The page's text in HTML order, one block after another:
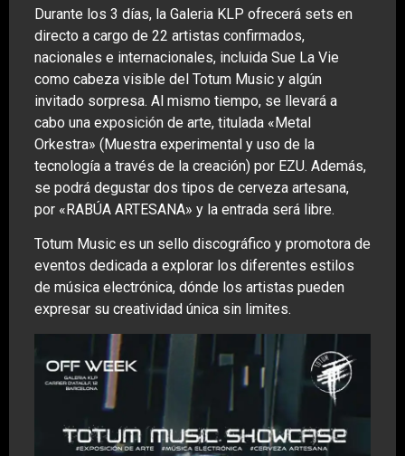
Durante los 3 días, la Galeria KLP ofrecerá sets en
directo a cargo de 22 artistas confirmados,
nacionales e internacionales, incluida Sue La Vie
como cabeza visible del Totum Music y algún
invitado sorpresa. Al mismo tiempo, se llevará a
cabo una exposición de arte, titulada «Metal
Orkestra» (Muestra experimental y uso de la
tecnología a través de la creación) por EZU. Además,
se podrá degustar dos tipos de cerveza artesana,
por «RABÚA ARTESANA» y la entrada será libre.
Totum Music es un sello discográfico y promotora de
eventos dedicada a explorar los diferentes estilos
de música electrónica, dónde los artistas pueden
expresar su creatividad única sin limites.